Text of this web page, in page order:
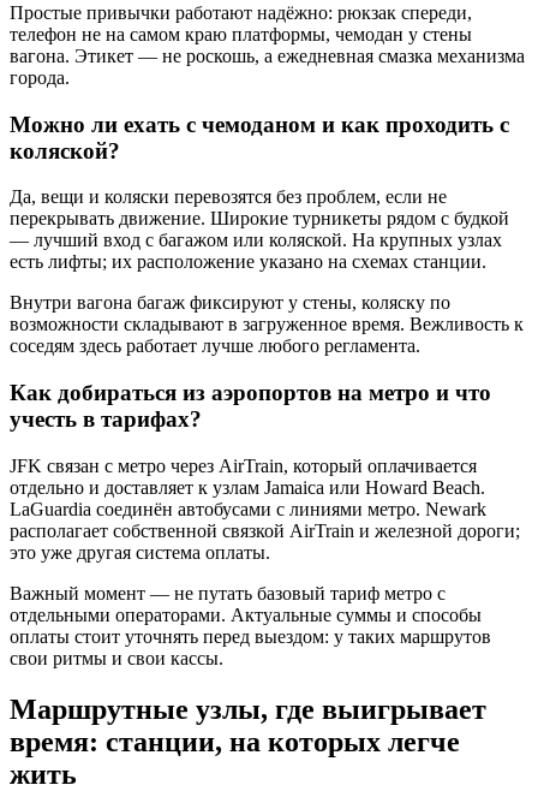
Простые привычки работают надёжно: рюкзак спереди,
телефон не на самом краю платформы, чемодан у стены
вагона. Этикет — не роскошь, а ежедневная смазка механизма
города.
Можно ли ехать с чемоданом и как проходить с
коляской?
Да, вещи и коляски перевозятся без проблем, если не
перекрывать движение. Широкие турникеты рядом с будкой
— лучший вход с багажом или коляской. На крупных узлах
есть лифты; их расположение указано на схемах станции.
Внутри вагона багаж фиксируют у стены, коляску по
возможности складывают в загруженное время. Вежливость к
соседям здесь работает лучше любого регламента.
Как добираться из аэропортов на метро и что
учесть в тарифах?
JFK связан с метро через AirTrain, который оплачивается
отдельно и доставляет к узлам Jamaica или Howard Beach.
LaGuardia соединён автобусами с линиями метро. Newark
располагает собственной связкой AirTrain и железной дороги;
это уже другая система оплаты.
Важный момент — не путать базовый тариф метро с
отдельными операторами. Актуальные суммы и способы
оплаты стоит уточнять перед выездом: у таких маршрутов
свои ритмы и свои кассы.
Маршрутные узлы, где выигрывает
время: станции, на которых легче
жить